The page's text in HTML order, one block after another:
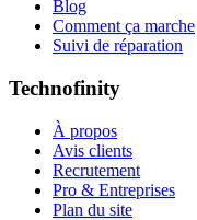
Blog
Comment ça marche
Suivi de réparation
Technofinity
À propos
Avis clients
Recrutement
Pro & Entreprises
Plan du site